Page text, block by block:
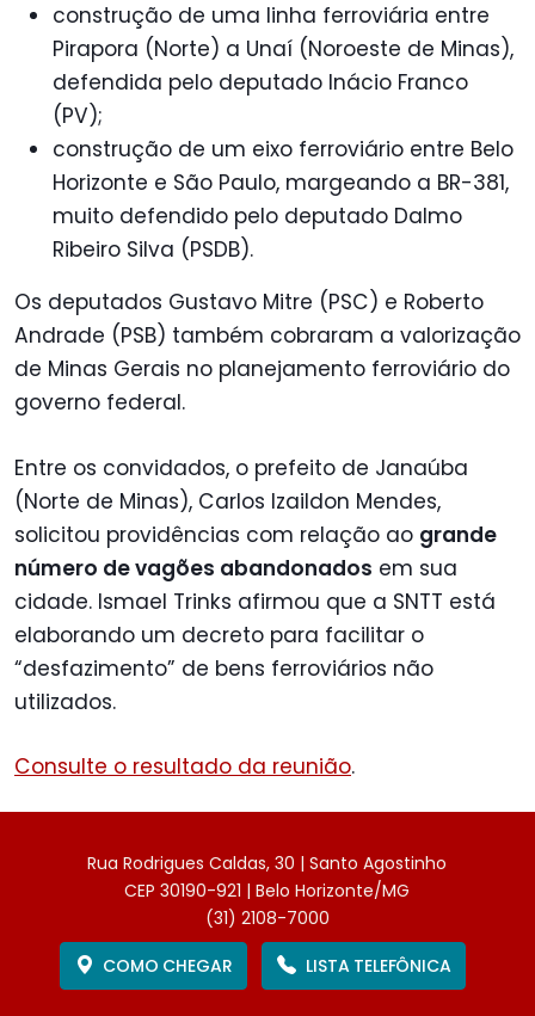
construção de uma linha ferroviária entre
Pirapora (Norte) a Unaí (Noroeste de Minas),
defendida pelo deputado Inácio Franco
(PV);
construção de um eixo ferroviário entre Belo
Horizonte e São Paulo, margeando a BR-381,
muito defendido pelo deputado Dalmo
Ribeiro Silva (PSDB).
Os deputados Gustavo Mitre (PSC) e Roberto
Andrade (PSB) também cobraram a valorização
de Minas Gerais no planejamento ferroviário do
governo federal.
Entre os convidados, o prefeito de Janaúba
(Norte de Minas), Carlos Izaildon Mendes,
solicitou providências com relação ao grande
número de vagões abandonados em sua
cidade. Ismael Trinks afirmou que a SNTT está
elaborando um decreto para facilitar o
“desfazimento” de bens ferroviários não
utilizados.
Consulte o resultado da reunião.
Rua Rodrigues Caldas, 30 | Santo Agostinho
CEP 30190-921 | Belo Horizonte/MG
(31) 2108-7000
COMO CHEGAR
LISTA TELEFÔNICA